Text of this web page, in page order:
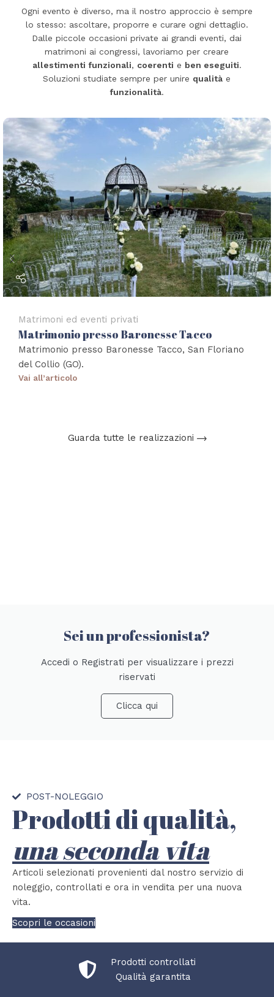
Ogni evento è diverso, ma il nostro approccio è sempre
lo stesso: ascoltare, proporre e curare ogni dettaglio.
Dalle piccole occasioni private ai grandi eventi, dai
matrimoni ai congressi, lavoriamo per creare
allestimenti funzionali, coerenti e ben eseguiti.
Soluzioni studiate sempre per unire qualità e
funzionalità.
Matrimoni ed eventi privati
Matrimonio presso Baronesse Tacco
Matrimonio presso Baronesse Tacco, San Floriano
del Collio (GO).
Vai all’articolo
Guarda tutte le realizzazioni
Sei un professionista?
Accedi o Registrati per visualizzare i prezzi
riservati
Clicca qui
POST-NOLEGGIO
Prodotti di qualità,
una seconda vita
Articoli selezionati provenienti dal nostro servizio di
noleggio, controllati e ora in vendita per una nuova
vita.
Scopri le occasioni
Prodotti controllati
Qualità garantita